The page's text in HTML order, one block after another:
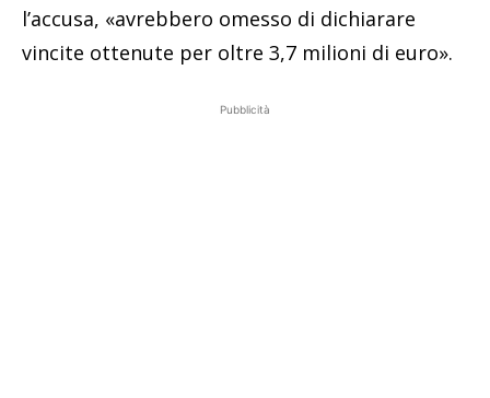
l’accusa, «avrebbero omesso di dichiarare
vincite ottenute per oltre 3,7 milioni di euro».
Pubblicità